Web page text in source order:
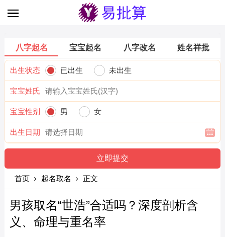
八字起名 宝宝起名 八字改名 姓名祥批
出生状态 已出生 未出生
宝宝姓氏
宝宝性别 男 女
出生日期
首页 起名取名 正文
男孩取名“世浩”合适吗？深度剖析含
义、命理与重名率